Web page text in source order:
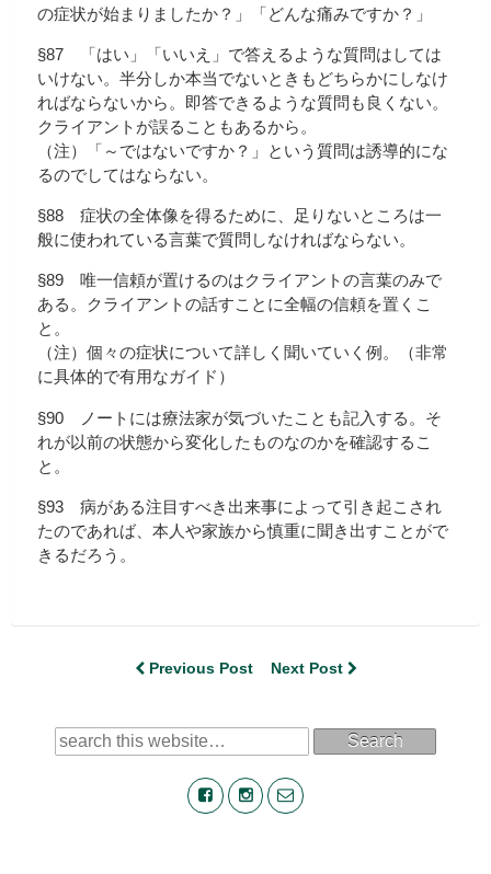
の症状が始まりましたか？」「どんな痛みですか？」
§87 「はい」「いいえ」で答えるような質問はしては
いけない。半分しか本当でないときもどちらかにしなけ
ればならないから。即答できるような質問も良くない。
クライアントが誤ることもあるから。
（注）「～ではないですか？」という質問は誘導的にな
るのでしてはならない。
§88 症状の全体像を得るために、足りないところは一
般に使われている言葉で質問しなければならない。
§89 唯一信頼が置けるのはクライアントの言葉のみで
ある。クライアントの話すことに全幅の信頼を置くこ
と。
（注）個々の症状について詳しく聞いていく例。（非常
に具体的で有用なガイド）
§90 ノートには療法家が気づいたことも記入する。そ
れが以前の状態から変化したものなのかを確認するこ
と。
§93 病がある注目すべき出来事によって引き起こされ
たのであれば、本人や家族から慎重に聞き出すことがで
きるだろう。
Previous Post Next Post
Search